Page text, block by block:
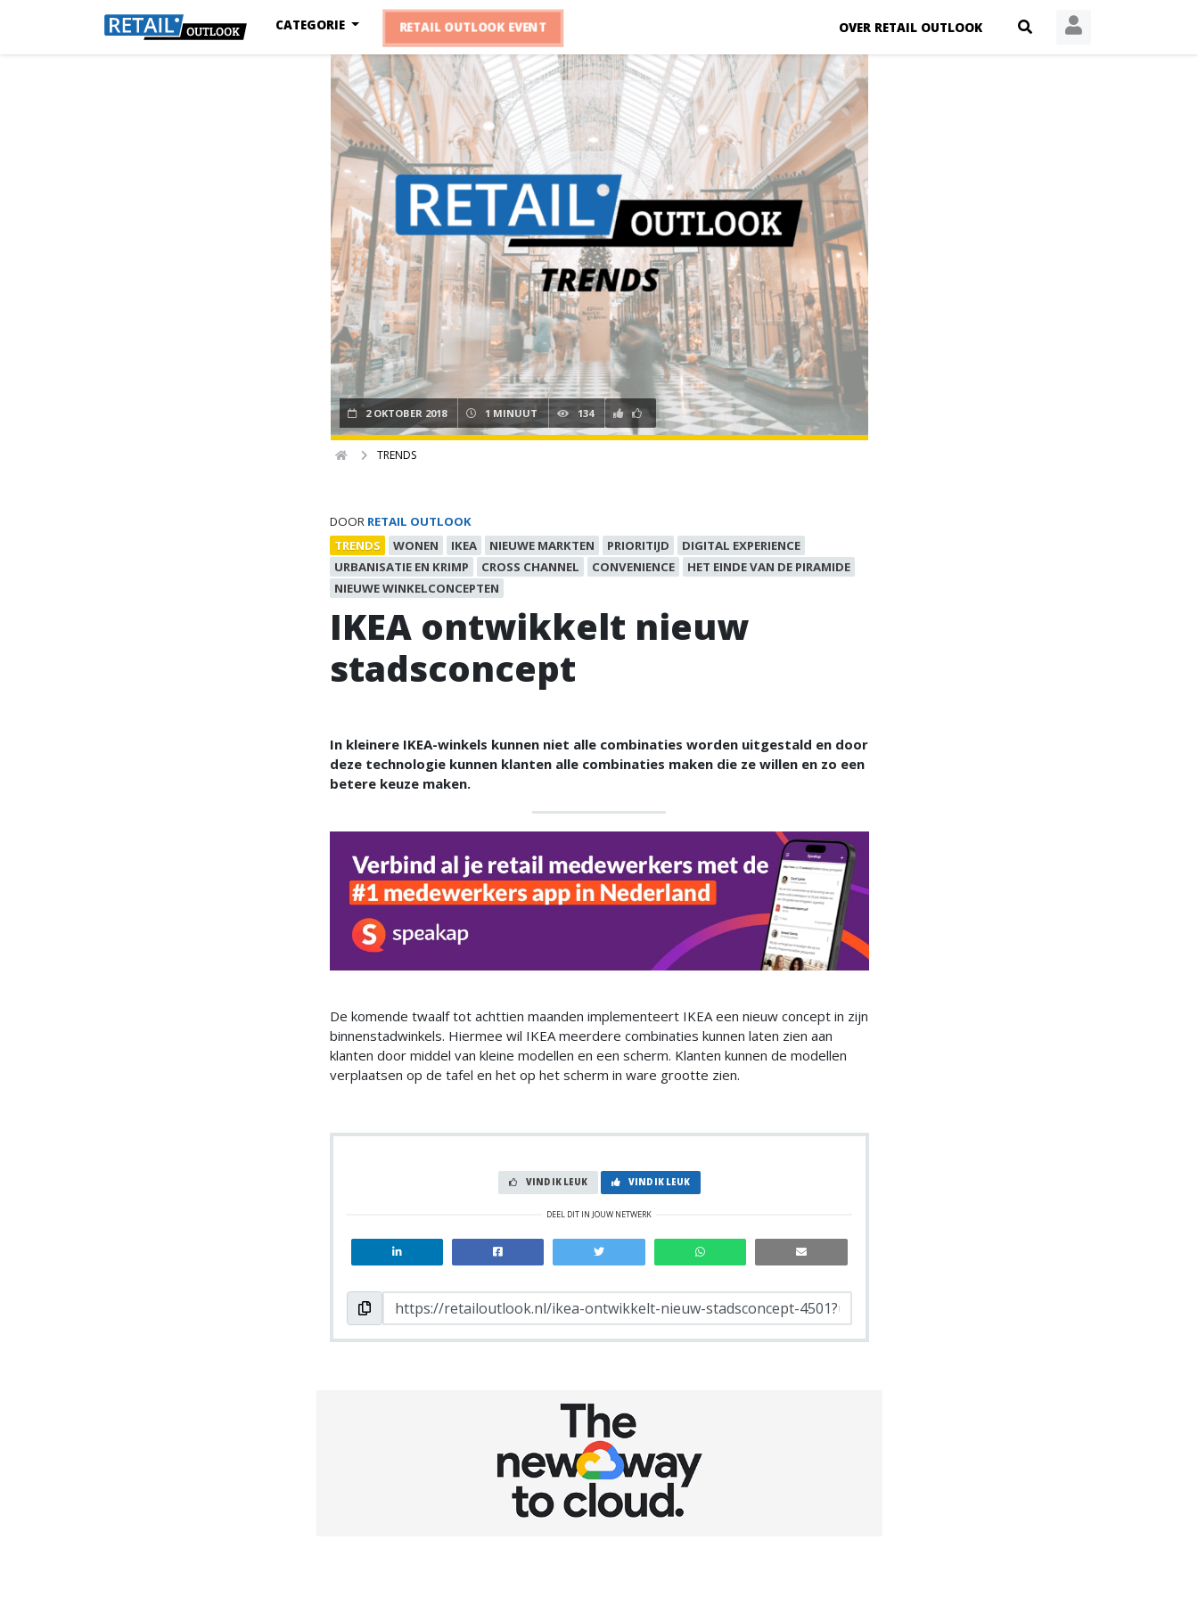
OVER RETAIL OUTLOOK
CATEGORIE RETAIL OUTLOOK EVENT
2 OKTOBER 2018 1 MINUUT 134
TRENDS
DOOR RETAIL OUTLOOK
TRENDS
WONEN IKEA NIEUWE MARKTEN PRIORITIJD
DIGITAL EXPERIENCE
URBANISATIE EN KRIMP
CROSS CHANNEL CONVENIENCE
HET EINDE VAN DE PIRAMIDE
NIEUWE WINKELCONCEPTEN
IKEA ontwikkelt nieuw
stadsconcept
In kleinere IKEA-winkels kunnen niet alle combinaties worden uitgestald en door
deze technologie kunnen klanten alle combinaties maken die ze willen en zo een
betere keuze maken.
De komende twaalf tot achttien maanden implementeert IKEA een nieuw concept in zijn
binnenstadwinkels. Hiermee wil IKEA meerdere combinaties kunnen laten zien aan
klanten door middel van kleine modellen en een scherm. Klanten kunnen de modellen
verplaatsen op de tafel en het op het scherm in ware grootte zien.
VIND IK LEUK VIND IK LEUK
DEEL DIT IN JOUW NETWERK